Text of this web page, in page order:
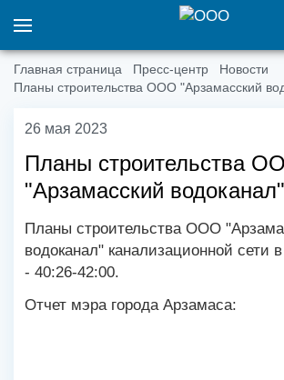
Главная страница Пресс-центр
Новости
Планы строительства ООО "Арзамасский
26 мая 2023
Планы строительства
"Арзамасский водоканал"
Планы строительства ООО
водоканал" канализационной сети в
- 40:26-42:00.
Отчет мэра города Арзамаса: